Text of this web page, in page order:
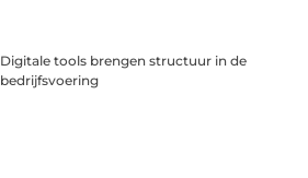
Digitale tools brengen structuur in de
bedrijfsvoering